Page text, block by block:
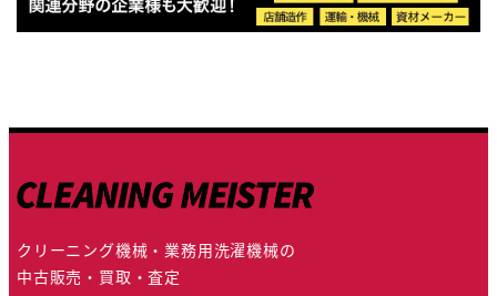
クリーニング機械・業務用洗濯機械の
中古販売・買取・査定